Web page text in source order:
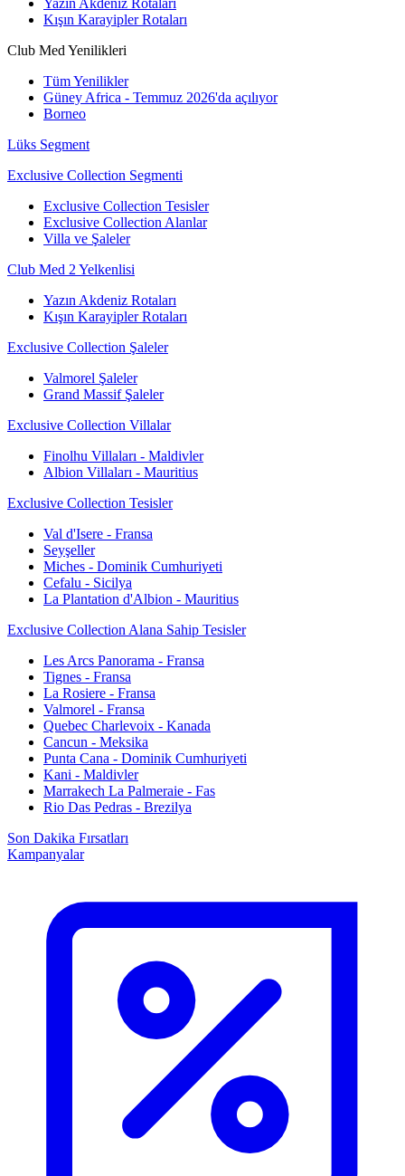
Yazın Akdeniz Rotaları
Kışın Karayipler Rotaları
Club Med Yenilikleri
Tüm Yenilikler
Güney Africa - Temmuz 2026'da açılıyor
Borneo
Lüks Segment
Exclusive Collection Segmenti
Exclusive Collection Tesisler
Exclusive Collection Alanlar
Villa ve Şaleler
Club Med 2 Yelkenlisi
Yazın Akdeniz Rotaları
Kışın Karayipler Rotaları
Exclusive Collection Şaleler
Valmorel Şaleler
Grand Massif Şaleler
Exclusive Collection Villalar
Finolhu Villaları - Maldivler
Albion Villaları - Mauritius
Exclusive Collection Tesisler
Val d'Isere - Fransa
Seyşeller
Miches - Dominik Cumhuriyeti
Cefalu - Sicilya
La Plantation d'Albion - Mauritius
Exclusive Collection Alana Sahip Tesisler
Les Arcs Panorama - Fransa
Tignes - Fransa
La Rosiere - Fransa
Valmorel - Fransa
Quebec Charlevoix - Kanada
Cancun - Meksika
Punta Cana - Dominik Cumhuriyeti
Kani - Maldivler
Marrakech La Palmeraie - Fas
Rio Das Pedras - Brezilya
Son Dakika Fırsatları
Kampanyalar